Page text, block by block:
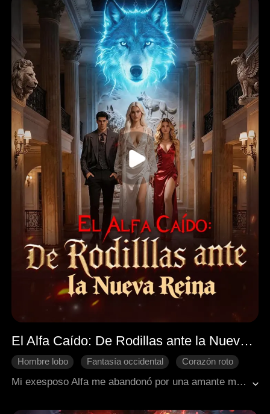
El Alfa Caído: De Rodillas ante la Nueva Reina
Hombre lobo Fantasía occidental
Corazón roto
Recuperar un amor perdido
Mi exesposo Alfa me abandonó por una amante manipuladora. Lo que no sabía es que ella era un juguete desechado y el hijo que esperaba no era suyo. Ahora, convertido en la burla de la manada, mutilado y humillado, se arrodilla en la nieve rogando mi perdón. ¿Pero yo? Ya estoy en los brazos del Alfa más poderoso de todos.